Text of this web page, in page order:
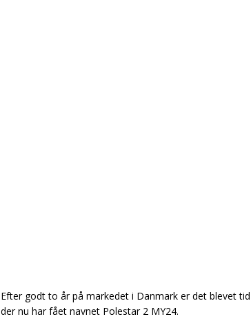
Efter godt to år på markedet i Danmark er det blevet
der nu har fået navnet Polestar 2 MY24.